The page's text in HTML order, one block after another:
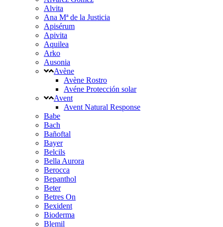
Alvita
Ana Mª de la Justicia
Apisérum
Apivita
Aquilea
Arko
Ausonia
Avène
Avène Rostro
Avéne Protección solar
Avent
Avent Natural Response
Babe
Bach
Bañoftal
Bayer
Belcils
Bella Aurora
Berocca
Bepanthol
Beter
Betres On
Bexident
Bioderma
Blemil